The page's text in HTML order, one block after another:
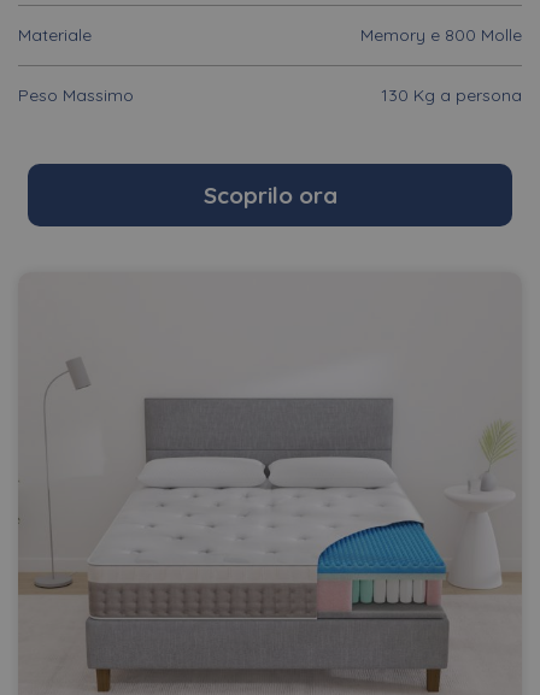
Materiale Memory e 800 Molle
Peso Massimo 130 Kg a persona
Scoprilo ora